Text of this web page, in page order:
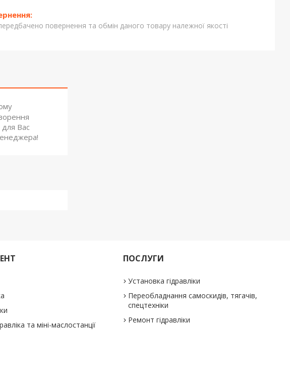
повернення та обмін даного товару належної якості
для Вас
та міні-маслостанції
ПОСЛУГИ
Установка гідравліки
Переобладнання самоскидів, тягачів,
спецтехніки
Ремонт гідравліки